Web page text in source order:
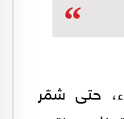
حتى شمّر